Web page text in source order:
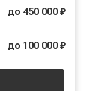
до 450 000 ₽
до 100 000 ₽